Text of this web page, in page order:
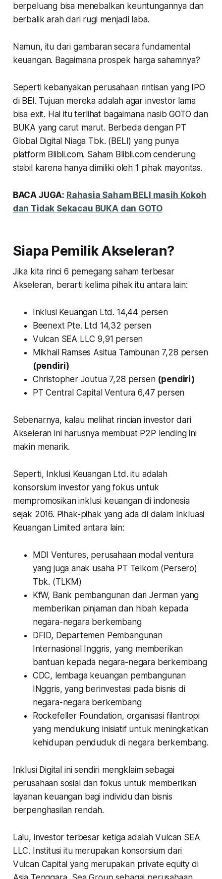
berpeluang bisa menebalkan keuntungannya dan
berbalik arah dari rugi menjadi laba.
Namun, itu dari gambaran secara fundamental
keuangan. Bagaimana prospek harga sahamnya?
Seperti kebanyakan perusahaan rintisan yang IPO
di BEI. Tujuan mereka adalah agar investor lama
bisa exit. Hal itu terlihat bagaimana nasib GOTO dan
BUKA yang carut marut. Berbeda dengan PT
Global Digital Niaga Tbk. (BELI) yang punya
platform Blibli.com. Saham Blibli.com cenderung
stabil karena hanya dimiliki oleh 1 pihak mayoritas.
BACA JUGA: Rahasia Saham BELI masih Kokoh
dan Tidak Sekacau BUKA dan GOTO
Siapa Pemilik Akseleran?
Jika kita rinci 6 pemegang saham terbesar
Akseleran, berarti kelima pihak itu antara lain:
Inklusi Keuangan Ltd. 14,44 persen
Beenext Pte. Ltd 14,32 persen
Vulcan SEA LLC 9,91 persen
Mikhail Ramses Asitua Tambunan 7,28 persen
(pendiri)
Christopher Joutua 7,28 persen (pendiri)
PT Central Capital Ventura 6,47 persen
Sebenarnya, kalau melihat rincian investor dari
Akseleran ini harusnya membuat P2P lending ini
makin menarik.
Seperti, Inklusi Keuangan Ltd. itu adalah
konsorsium investor yang fokus untuk
mempromosikan inklusi keuangan di indonesia
sejak 2016. Pihak-pihak yang ada di dalam Inkluasi
Keuangan Limited antara lain:
MDI Ventures, perusahaan modal ventura
yang juga anak usaha PT Telkom (Persero)
Tbk. (TLKM)
KfW, Bank pembangunan dari Jerman yang
memberikan pinjaman dan hibah kepada
negara-negara berkembang
DFID, Departemen Pembangunan
Internasional Inggris, yang memberikan
bantuan kepada negara-negara berkembang
CDC, lembaga keuangan pembangunan
INggris, yang berinvestasi pada bisnis di
negara-negara berkembang
Rockefeller Foundation, organisasi filantropi
yang mendukung inisiatif untuk meningkatkan
kehidupan penduduk di negara berkembang.
Inklusi Digital ini sendiri mengklaim sebagai
perusahaan sosial dan fokus untuk memberikan
layanan keuangan bagi individu dan bisnis
berpenghasilan rendah.
Lalu, investor terbesar ketiga adalah Vulcan SEA
LLC. Institusi itu merupakan konsorsium dari
Vulcan Capital yang merupakan private equity di